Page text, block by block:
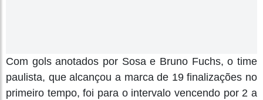
Com gols anotados por Sosa e Bruno Fuchs, o time
paulista, que alcançou a marca de 19 finalizações no
primeiro tempo, foi para o intervalo vencendo por 2 a